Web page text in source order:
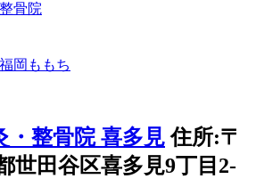
骨院
岡ももち
住所:〒
世田谷区喜多見9丁目2-